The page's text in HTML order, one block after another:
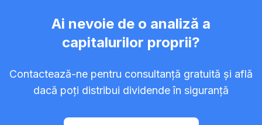
Ai nevoie de o analiză a
capitalurilor proprii?
Contactează-ne pentru consultanță gratuită și află
dacă poți distribui dividende în siguranță